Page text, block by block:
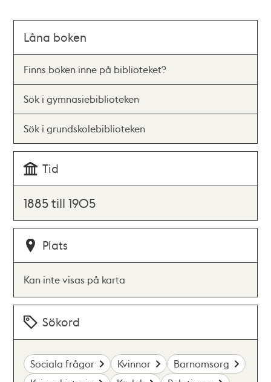
Låna boken
Finns boken inne på biblioteket?
Sök i gymnasiebiblioteken
Sök i grundskolebiblioteken
Tid
1885 till 1905
Plats
Kan inte visas på karta
Sökord
Sociala frågor Kvinnor
Barnomsorg